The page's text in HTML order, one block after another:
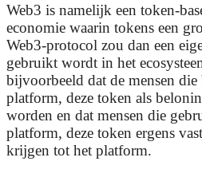
Web3 is namelijk een token-
economie waarin tokens een
Web3-protocol zou dan een
gebruikt wordt in het
bijvoorbeeld dat de mensen die
platform, deze token als
worden en dat mensen die
platform, deze token ergens
krijgen tot het platform.